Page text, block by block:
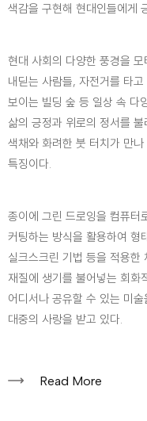
색감을 구현해 현대인들에게
현대 사회의 다양한 풍경을
내딛는 사람들, 자전거를 타
보이는 빌딩 숲 등 일상 속 다
삶의 긍정과 위로의 정서를
색채와 화려한 붓 터치가 만
특징이다.
종이에 그린 드로잉을 컴퓨터
커팅하는 방식을 활용하여 형
실크스크린 기법 등을 적용한
재질에 생기를 불어넣는 회화
어디서나 공유할 수 있는 미
대중의 사랑을 받고 있다.
Read More